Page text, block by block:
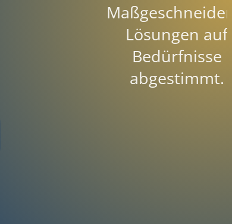
Lösungen auf
Bedürfnisse
abgestimmt.